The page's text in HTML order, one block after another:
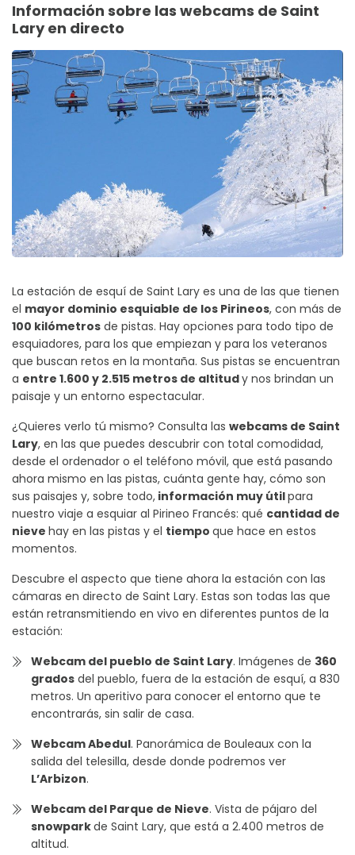
Información sobre las webcams de Saint
Lary en directo
La estación de esquí de Saint Lary es una de las que tienen
el mayor dominio esquiable de los Pirineos, con más de
100 kilómetros de pistas. Hay opciones para todo tipo de
esquiadores, para los que empiezan y para los veteranos
que buscan retos en la montaña. Sus pistas se encuentran
a entre 1.600 y 2.515 metros de altitudy nos brindan un
paisaje y un entorno espectacular.
¿Quieres verlo tú mismo? Consulta las webcams de Saint
Lary, en las que puedes descubrir con total comodidad,
desde el ordenador o el teléfono móvil, que está pasando
ahora mismo en las pistas, cuánta gente hay, cómo son
sus paisajes y, sobre todo, información muy útilpara
nuestro viaje a esquiar al Pirineo Francés: qué cantidad de
nieve hay en las pistas y el tiempo que hace en estos
momentos.
Descubre el aspecto que tiene ahora la estación con las
cámaras en directo de Saint Lary. Estas son todas las que
están retransmitiendo en vivo en diferentes puntos de la
estación:
Webcam del pueblo de Saint Lary. Imágenes de 360
grados del pueblo, fuera de la estación de esquí, a 830
metros. Un aperitivo para conocer el entorno que te
encontrarás, sin salir de casa.
Webcam Abedul. Panorámica de Bouleaux con la
salida del telesilla, desde donde podremos ver
L’Arbizon.
Webcam del Parque de Nieve. Vista de pájaro del
snowparkde Saint Lary, que está a 2.400 metros de
altitud.